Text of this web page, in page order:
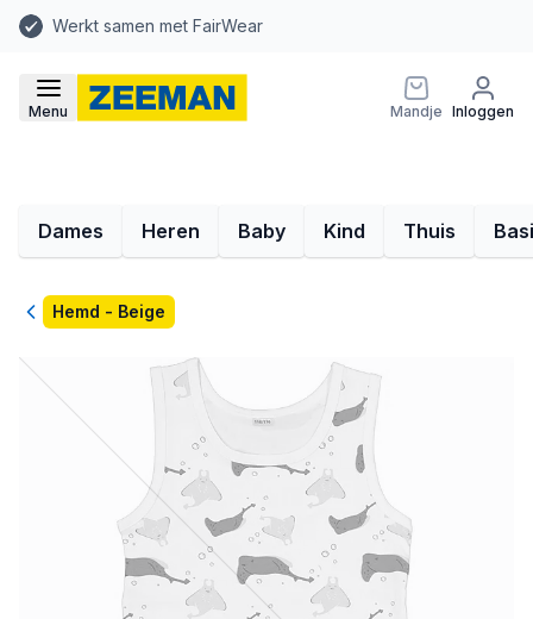
Werkt samen met FairWear
Menu Mandje Inloggen
Dames Heren Baby Kind Thuis
TerugHemd - Beige